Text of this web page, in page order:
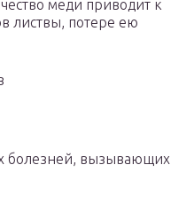
меди приводит к
листвы, потере ею
болезней, вызывающих